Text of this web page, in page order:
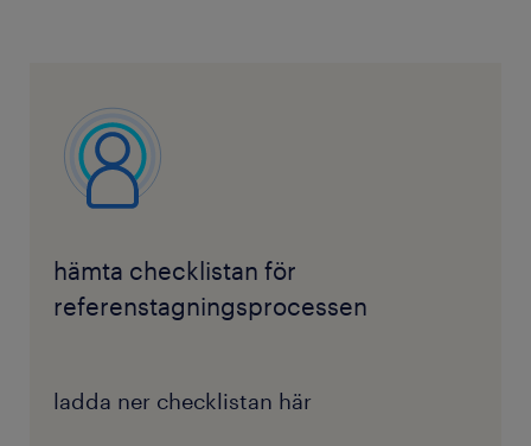
hämta checklistan för
referenstagningsprocessen
ladda ner checklistan här